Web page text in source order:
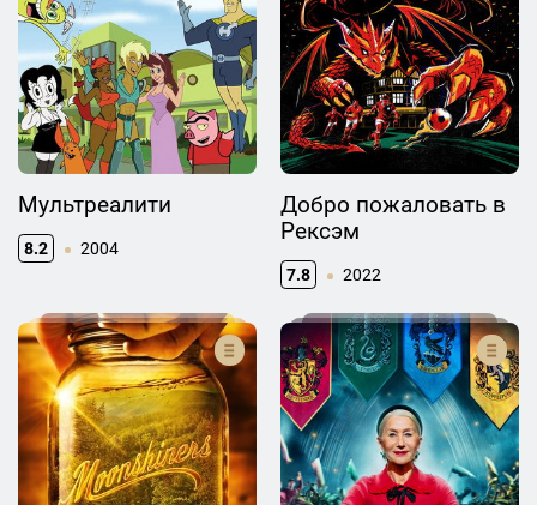
Мультреалити
8.2 2004
Добро пожаловать в
Рексэм
7.8 2022